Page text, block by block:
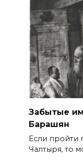
Забытые
Барашян
Если пройти
Чалтыря, то